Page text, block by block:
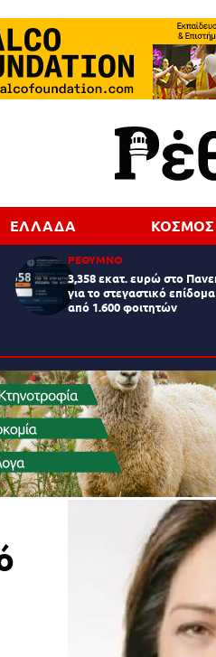
ΕΛΛΑΔΑ ΚΟΣΜΟΣ
ΡΕΘΥΜΝΟ
3,358 εκατ. ευρώ στο
για το στεγαστικό
από 1.600 φοιτητών